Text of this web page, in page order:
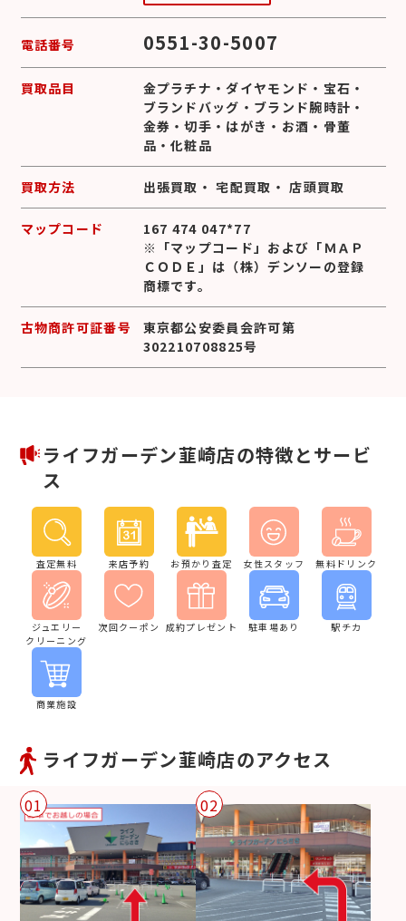
電話番号 0551-30-5007
買取品目 金プラチナ ・ダイヤモンド ・ 宝石 ・
ブランドバッグ ・ ブランド腕時計 ・
金券 ・切手 ・ はがき ・ お酒 ・ 骨董
品 ・化粧品
買取方法 出張買取 ・宅配買取 ・店頭買取
マップコード
167 474 047*77
※「マップコード」および「ＭＡＰ
ＣＯＤＥ」は（株）デンソーの登録
商標です。
古物商許可証番号
東京都公安委員会許可第
302210708825号
ライフガーデン韮崎店の特徴とサービ
ス
査定無料 来店予約 お預かり査定 女性スタッフ 無料ドリンク
ジュエリー
クリーニング
次回クーポン 成約プレゼント 駐車場あり 駅チカ
商業施設
ライフガーデン韮崎店のアクセス
01 02